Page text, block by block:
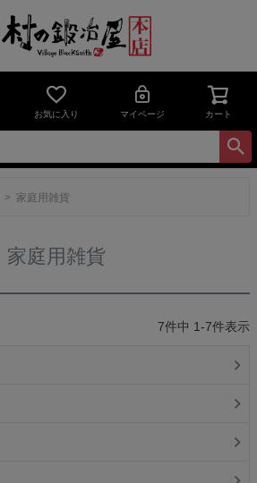
お気に入り マイページ カート
家庭用雑貨
家庭用雑貨
7件中 1-7件表示